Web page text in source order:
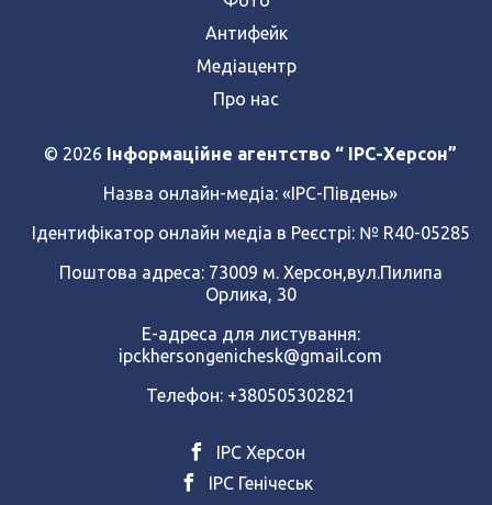
Антифейк
Медіацентр
Про нас
© 2026 Інформаційне агентство “ IPC-Херсон”
Назва онлайн-медіа: «ІРС-Південь»
Ідентифікатор онлайн медіа в Реєстрі: № R40-05285
Поштова адреса: 73009 м. Херсон,вул.Пилипа
Орлика, 30
Е-адреса для листування:
ipckhersongenichesk@gmail.com
Телефон: +380505302821
ІРС Херсон
ІРС Генічеськ